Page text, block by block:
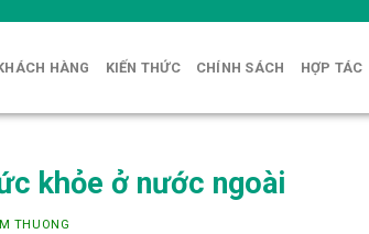
HÀNG KIẾN THỨC CHÍNH SÁCH HỢP TÁC
khỏe ở nước ngoài
THUONG